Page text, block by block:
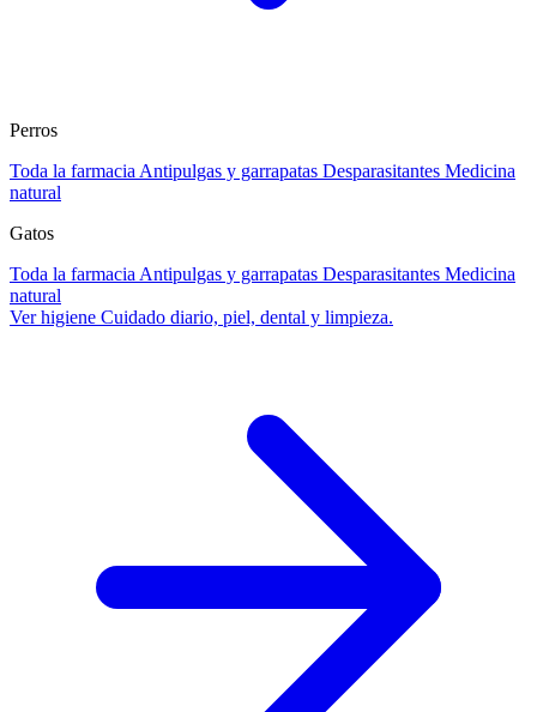
Perros
Toda la farmacia Antipulgas y garrapatas Desparasitantes Medicina
natural
Gatos
Toda la farmacia Antipulgas y garrapatas Desparasitantes Medicina
natural
Ver higiene Cuidado diario, piel, dental y limpieza.